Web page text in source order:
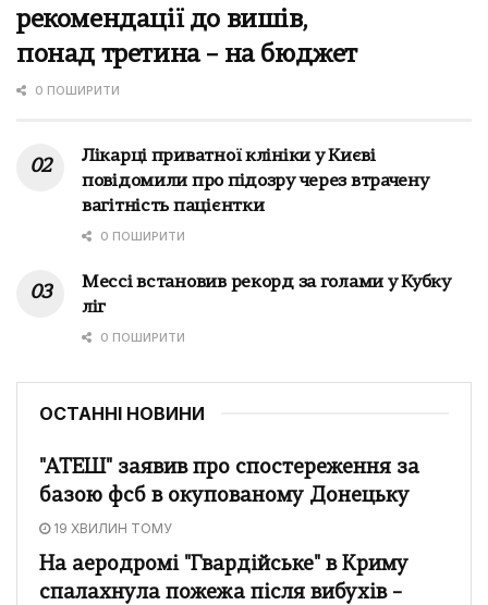
рекомендації до вишів,
понад третина – на бюджет
0 ПОШИРИТИ
Лікарці приватної клініки у Києві
повідомили про підозру через втрачену
вагітність пацієнтки
0 ПОШИРИТИ
Мессі встановив рекорд за голами у Кубку
ліг
0 ПОШИРИТИ
ОСТАННІ НОВИНИ
"АТЕШ" заявив про спостереження за
базою фсб в окупованому Донецьку
19 ХВИЛИН ТОМУ
На аеродромі "Гвардійське" в Криму
спалахнула пожежа після вибухів –